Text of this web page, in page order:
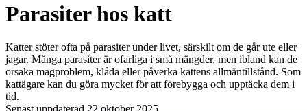
Parasiter hos katt
Katter stöter ofta på parasiter under livet, särskilt om de går ute eller
jagar. Många parasiter är ofarliga i små mängder, men ibland kan de
orsaka magproblem, klåda eller påverka kattens allmäntillstånd. Som
kattägare kan du göra mycket för att förebygga och upptäcka dem i
tid.